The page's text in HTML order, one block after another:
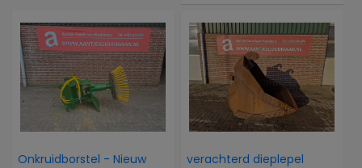
Onkruidborstel - Nieuw
verachterd dieplepel